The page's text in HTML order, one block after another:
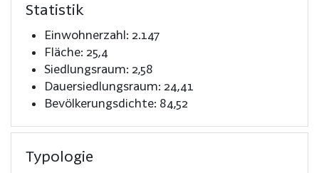
Statistik
Einwohnerzahl: 2.147
Fläche: 25,4
Siedlungsraum: 2,58
Dauersiedlungsraum: 24,41
Bevölkerungsdichte: 84,52
Typologie